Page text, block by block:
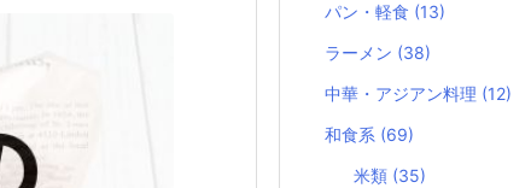
パン・軽食 (13)
ラーメン (38)
中華・アジアン料理 (12)
和食系 (69)
米類 (35)